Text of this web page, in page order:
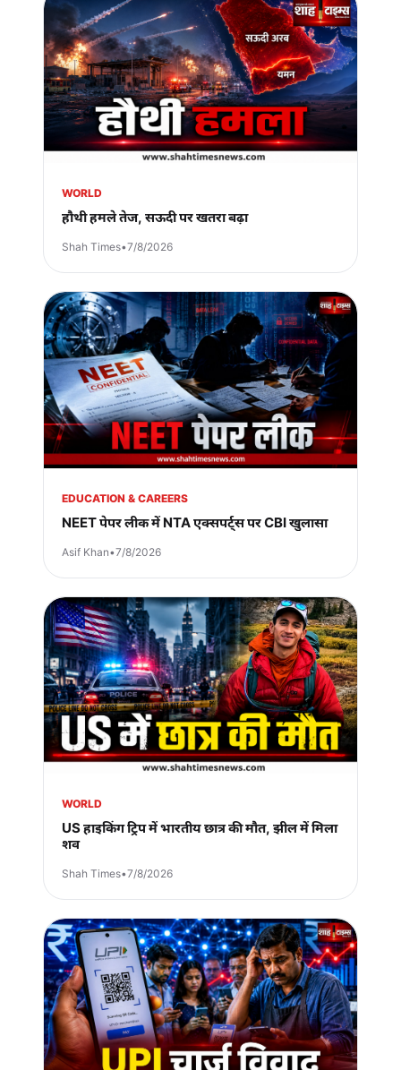
WORLD
हौथी हमले तेज, सऊदी पर खतरा बढ़ा
Shah Times•7/8/2026
EDUCATION & CAREERS
NEET पेपर लीक में NTA एक्सपर्ट्स पर CBI खुलासा
Asif Khan•7/8/2026
WORLD
US हाइकिंग ट्रिप में भारतीय छात्र की मौत, झील में मिला
शव
Shah Times•7/8/2026